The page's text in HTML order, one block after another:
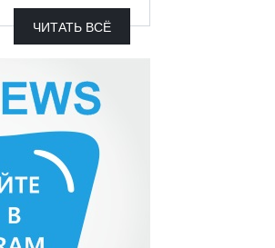
ЧИТАТЬ ВСЁ